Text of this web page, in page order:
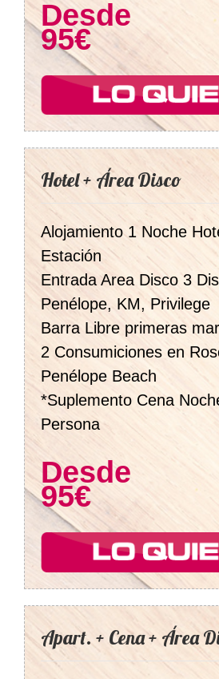
Desde
95€
Hotel + Área Disco
Alojamiento 1 Noche
Estación
Entrada Area Disco 3
Penélope, KM, Privilege
Barra Libre primeras
2 Consumiciones en
Penélope Beach
*Suplemento Cena
Persona
Desde
95€
Apart. + Cena + Área